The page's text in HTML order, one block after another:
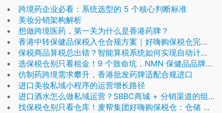
跨境药企业必看：系统选型的 5 个核心判断标准
美妆分销架构解析
想做跨境医药，第一关为什么是香港药牌？
香港中转保健品保税入仓合规方案｜好嗨购保税仓完整溯源报关流程
保税商品算税总出错？智能算税系统如何实现自动计税合规申报
选保税仓别只看租金！9 个致命坑，NMN 保健品品牌入驻必看
仿制药跨境需求攀升，香港批发药牌适配合规进口
进口美妆私域小程序的运营增长路径
进口酒水怎么做私域运营？SBBC商城 + 分销渠道的组合方案
找保税仓别只看仓库！麦帮集团好嗨购保税仓：仓储 + 报关 + 系统 + 私域分销全链路服务商